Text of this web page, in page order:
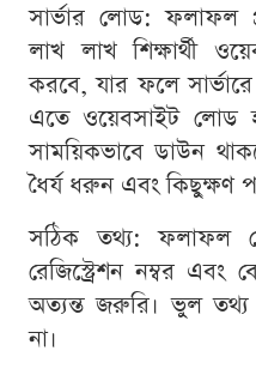
সার্ভার লোড: ফলাফল
লাখ লাখ শিক্ষার্থী
করবে, যার ফলে
এতে ওয়েবসাইট লোড
সাময়িকভাবে ডাউন
ধৈর্য ধরুন এবং কিছুক্ষণ
সঠিক তথ্য: ফলাফল
রেজিস্ট্রেশন নম্বর এবং
অত্যন্ত জরুরি। ভুল তথ্য
না।